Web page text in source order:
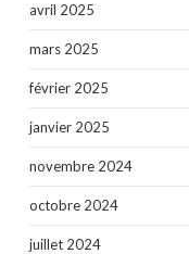
avril 2025
mars 2025
février 2025
janvier 2025
novembre 2024
octobre 2024
juillet 2024